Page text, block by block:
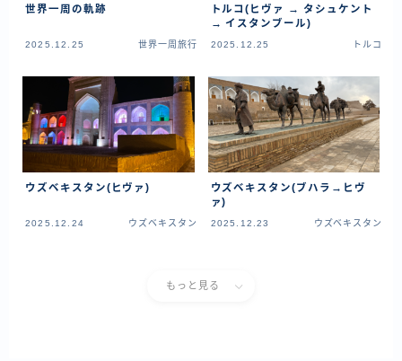
お問い合わせ
世界一周の軌跡
2025.12.25 世界一周旅行
トルコ(ヒヴァ → タシュケント
→ イスタンブール)
2025.12.25 トルコ
ウズベキスタン(ヒヴァ)
2025.12.24 ウズベキスタン
ウズベキスタン(ブハラ→ヒヴ
ァ)
2025.12.23 ウズベキスタン
もっと見る